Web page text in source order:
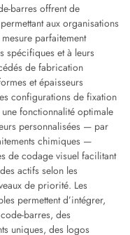
barres offrent de
aux organisations
parfaitement
spécifiques et à leurs
de fabrication
et épaisseurs
configurations de fixation
une fonctionnalité optimale
personnalisées — par
chimiques —
de codage visuel facilitant
actifs selon les
de priorité. Les
permettent d’intégrer,
barres, des
uniques, des logos